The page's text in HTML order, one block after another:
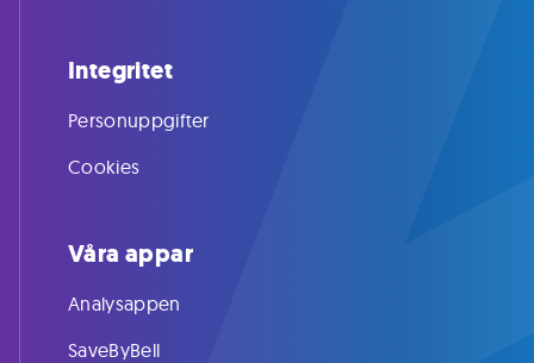
Integritet
Personuppgifter
Cookies
Våra appar
Analysappen
SaveByBell